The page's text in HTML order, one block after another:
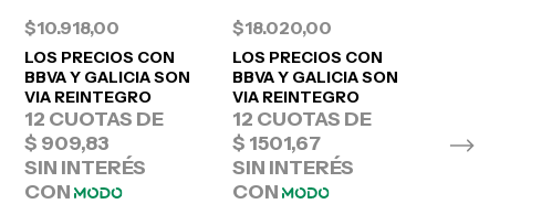
$10.918,00 $18.020,00